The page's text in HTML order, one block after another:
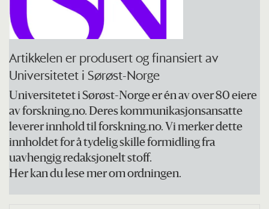
Artikkelen er produsert og finansiert av
Universitetet i Sørøst-Norge
Universitetet i Sørøst-Norge er én av over 80 eiere
av forskning.no. Deres kommunikasjonsansatte
leverer innhold til forskning.no. Vi merker dette
innholdet for å tydelig skille formidling fra
uavhengig redaksjonelt stoff.
Her kan du lese mer om ordningen.